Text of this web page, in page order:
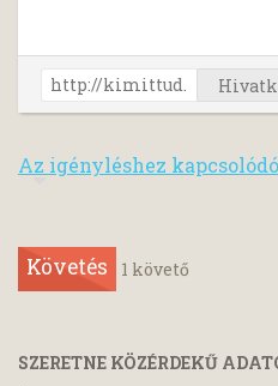
Az igényléshez
Követés 1 követő
SZERETNE KÖZÉRDEKŰ